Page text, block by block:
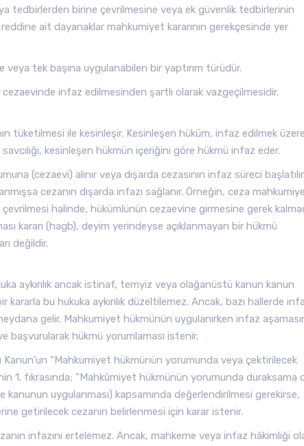
tedbirlerden birine çevrilmesine veya ek güvenlik tedbirlerinin
ait dayanaklar mahkumiyet kararının gerekçesinde yer
veya tek başına uygulanabilen bir yaptırım türüdür.
infaz edilmesinden şartlı olarak vazgeçilmesidir.
tüketilmesi ile kesinleşir. Kesinleşen hüküm, infaz edilmek üzere
kesinleşen hükmün içeriğini göre hükmü infaz eder.
(cezaevi) alınır veya dışarda cezasının infaz süreci başlatılır.
cezanın dışarda infazı sağlanır. Örneğin, ceza
halinde, hükümlünün cezaevine girmesine gerek
kararı (hagb), deyim yerindeyse açıklanmayan bir hükmü
değildir.
aykırılık ancak istinaf, temyiz veya olağanüstü kanun kanun
bu hukuka aykırılık düzeltilemez. Ancak, bazı hallerde
gelir. Mahkumiyet hükmünün uygulanırken infaz
başvurularak hükmü yorumlaması istenir.
Kanun’un “Mahkumiyet hükmünün yorumunda veya çektirilecek
1. fıkrasında; “Mahkûmiyet hükmünün yorumunda duraksama
uygulanması) kapsamında değerlendirilmesi gerekirse,
getirilecek cezanın belirlenmesi için karar istenir.
infazını ertelemez. Ancak, mahkeme veya infaz hâkimliği